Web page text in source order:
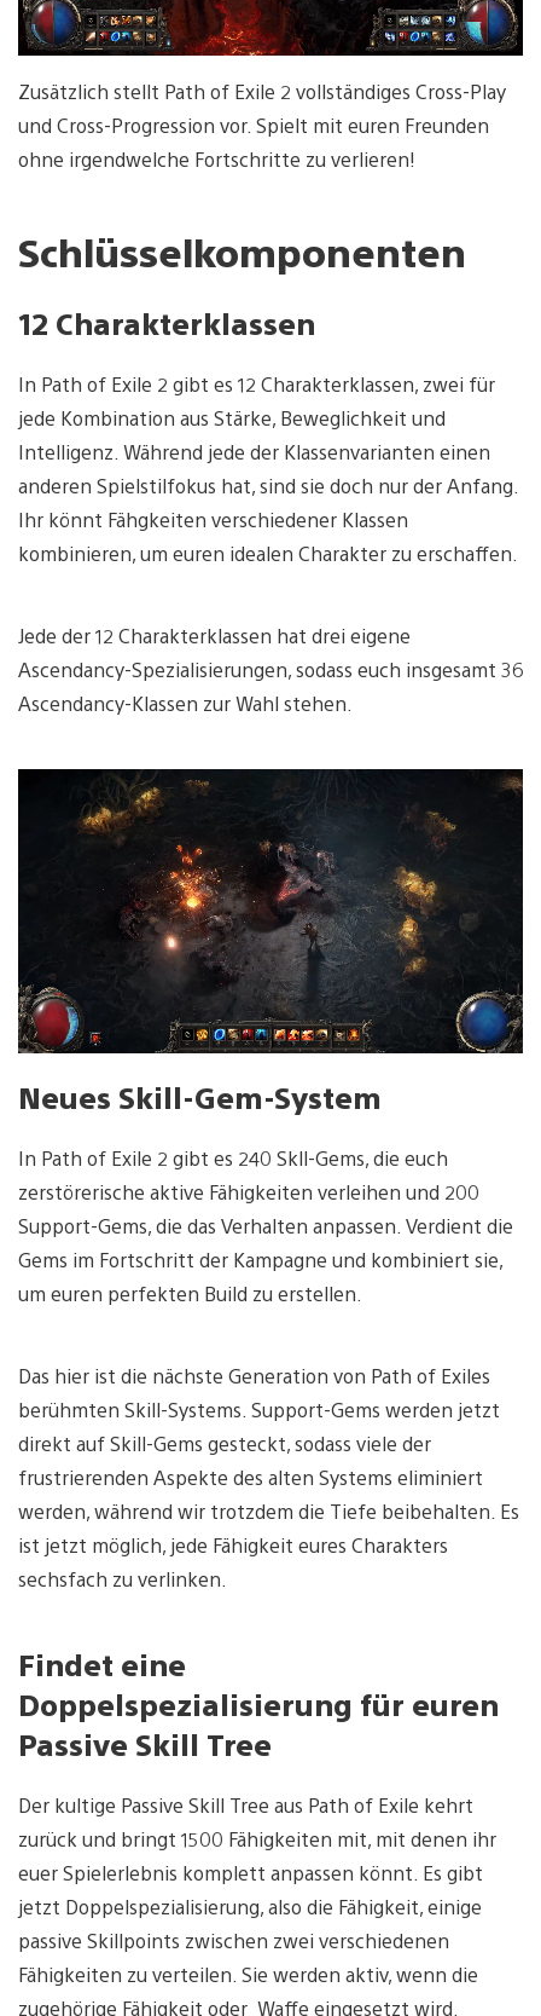
Zusätzlich stellt Path of Exile 2 vollständiges Cross-Play
und Cross-Progression vor. Spielt mit euren Freunden
ohne irgendwelche Fortschritte zu verlieren!
Schlüsselkomponenten
12 Charakterklassen
In Path of Exile 2 gibt es 12 Charakterklassen, zwei für
jede Kombination aus Stärke, Beweglichkeit und
Intelligenz. Während jede der Klassenvarianten einen
anderen Spielstilfokus hat, sind sie doch nur der Anfang.
Ihr könnt Fähgkeiten verschiedener Klassen
kombinieren, um euren idealen Charakter zu erschaffen.
Jede der 12 Charakterklassen hat drei eigene
Ascendancy-Spezialisierungen, sodass euch insgesamt 36
Ascendancy-Klassen zur Wahl stehen.
Neues Skill-Gem-System
In Path of Exile 2 gibt es 240 Skll-Gems, die euch
zerstörerische aktive Fähigkeiten verleihen und 200
Support-Gems, die das Verhalten anpassen. Verdient die
Gems im Fortschritt der Kampagne und kombiniert sie,
um euren perfekten Build zu erstellen.
Das hier ist die nächste Generation von Path of Exiles
berühmten Skill-Systems. Support-Gems werden jetzt
direkt auf Skill-Gems gesteckt, sodass viele der
frustrierenden Aspekte des alten Systems eliminiert
werden, während wir trotzdem die Tiefe beibehalten. Es
ist jetzt möglich, jede Fähigkeit eures Charakters
sechsfach zu verlinken.
Findet eine
Doppelspezialisierung für euren
Passive Skill Tree
Der kultige Passive Skill Tree aus Path of Exile kehrt
zurück und bringt 1500 Fähigkeiten mit, mit denen ihr
euer Spielerlebnis komplett anpassen könnt. Es gibt
jetzt Doppelspezialisierung, also die Fähigkeit, einige
passive Skillpoints zwischen zwei verschiedenen
Fähigkeiten zu verteilen. Sie werden aktiv, wenn die
zugehörige Fähigkeit oder Waffe eingesetzt wird.